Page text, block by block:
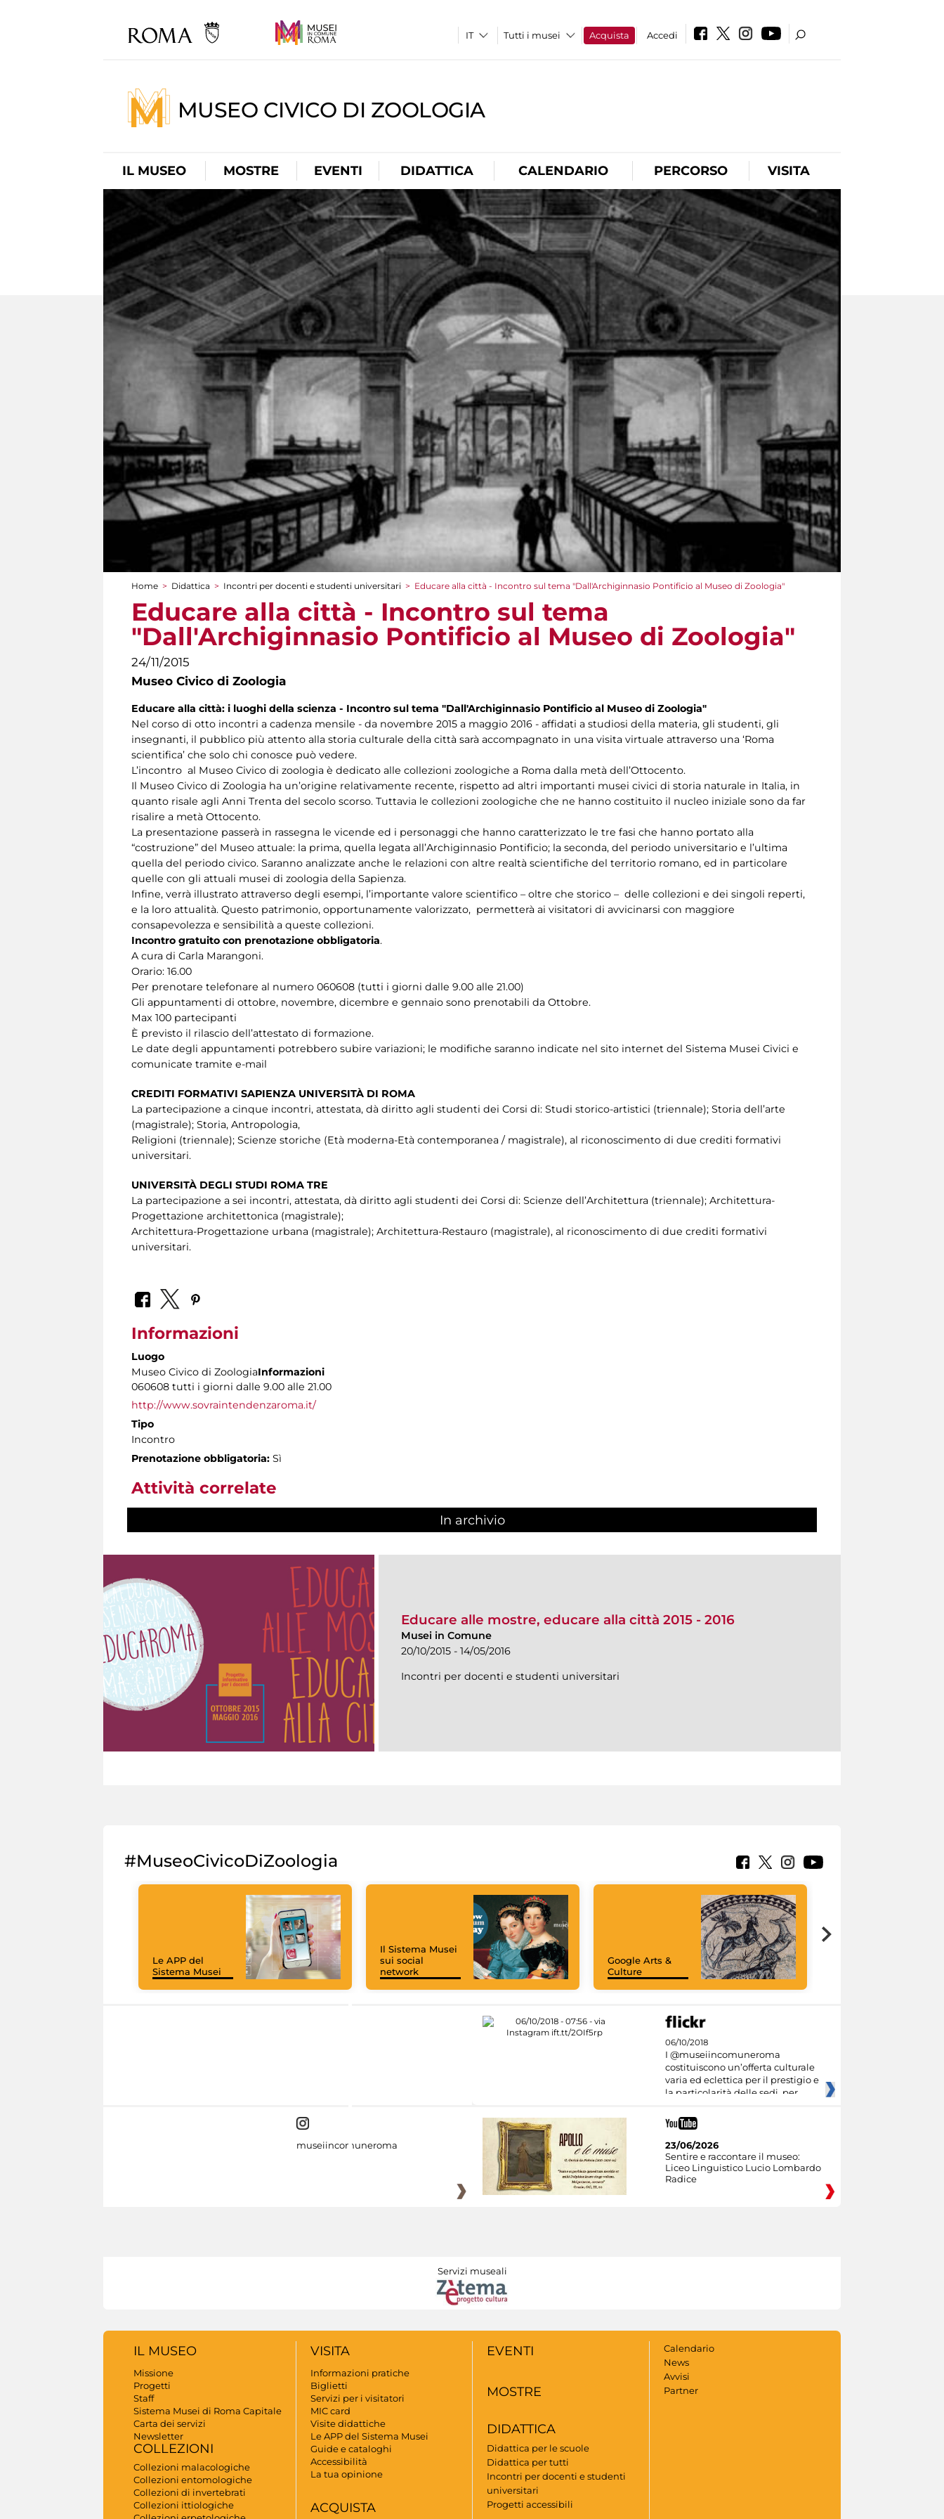
Tutti i musei Acquista Accedi
MUSEO CIVICO DI ZOOLOGIA
IL MUSEO MOSTRE EVENTI DIDATTICA CALENDARIO PERCORSO VISITA
Tu sei qui
Home > Didattica > Incontri per docenti e studenti universitari > Educare alla città - Incontro sul tema "Dall'Archiginnasio Pontificio al Museo di Zoologia"
Educare alla città - Incontro sul tema
"Dall'Archiginnasio Pontificio al Museo di Zoologia"
24/11/2015
Museo Civico di Zoologia
Educare alla città: i luoghi della scienza - Incontro sul tema "Dall'Archiginnasio Pontificio al Museo di Zoologia"
Nel corso di otto incontri a cadenza mensile - da novembre 2015 a maggio 2016 - affidati a studiosi della materia, gli studenti, gli
insegnanti, il pubblico più attento alla storia culturale della città sarà accompagnato in una visita virtuale attraverso una ‘Roma
scientifica’ che solo chi conosce può vedere.
L’incontro al Museo Civico di zoologia è dedicato alle collezioni zoologiche a Roma dalla metà dell’Ottocento.
Il Museo Civico di Zoologia ha un’origine relativamente recente, rispetto ad altri importanti musei civici di storia naturale in Italia, in
quanto risale agli Anni Trenta del secolo scorso. Tuttavia le collezioni zoologiche che ne hanno costituito il nucleo iniziale sono da far
risalire a metà Ottocento.
La presentazione passerà in rassegna le vicende ed i personaggi che hanno caratterizzato le tre fasi che hanno portato alla
“costruzione” del Museo attuale: la prima, quella legata all’Archiginnasio Pontificio; la seconda, del periodo universitario e l’ultima
quella del periodo civico. Saranno analizzate anche le relazioni con altre realtà scientifiche del territorio romano, ed in particolare
quelle con gli attuali musei di zoologia della Sapienza.
Infine, verrà illustrato attraverso degli esempi, l’importante valore scientifico – oltre che storico – delle collezioni e dei singoli reperti,
e la loro attualità. Questo patrimonio, opportunamente valorizzato, permetterà ai visitatori di avvicinarsi con maggiore
consapevolezza e sensibilità a queste collezioni.
Incontro gratuito con prenotazione obbligatoria.
A cura di Carla Marangoni.
Orario: 16.00
Per prenotare telefonare al numero 060608 (tutti i giorni dalle 9.00 alle 21.00)
Gli appuntamenti di ottobre, novembre, dicembre e gennaio sono prenotabili da Ottobre.
Max 100 partecipanti
È previsto il rilascio dell’attestato di formazione.
Le date degli appuntamenti potrebbero subire variazioni; le modifiche saranno indicate nel sito internet del Sistema Musei Civici e
comunicate tramite e-mail
CREDITI FORMATIVI SAPIENZA UNIVERSITÀ DI ROMA
La partecipazione a cinque incontri, attestata, dà diritto agli studenti dei Corsi di: Studi storico-artistici (triennale); Storia dell’arte
(magistrale); Storia, Antropologia,
Religioni (triennale); Scienze storiche (Età moderna-Età contemporanea / magistrale), al riconoscimento di due crediti formativi
universitari.
UNIVERSITÀ DEGLI STUDI ROMA TRE
La partecipazione a sei incontri, attestata, dà diritto agli studenti dei Corsi di: Scienze dell’Architettura (triennale); Architettura-
Progettazione architettonica (magistrale);
Architettura-Progettazione urbana (magistrale); Architettura-Restauro (magistrale), al riconoscimento di due crediti formativi
universitari.
Informazioni
Luogo
Museo Civico di ZoologiaInformazioni
060608 tutti i giorni dalle 9.00 alle 21.00
http://www.sovraintendenzaroma.it/
Tipo
Incontro
Prenotazione obbligatoria: Sì
Attività correlate
In archivio
Educare alle mostre, educare alla città 2015 - 2016
Musei in Comune
20/10/2015 - 14/05/2016
Incontri per docenti e studenti universitari
#MuseoCivicoDiZoologia
Le APP del
Sistema Musei
Il Sistema Musei
sui social
network
Google Arts &
Culture
06/10/2018
I @museiincomuneroma
costituiscono un’offerta culturale
varia ed eclettica per il prestigio e
la particolarità delle sedi, per
museiincomuneroma
23/06/2026
Sentire e raccontare il museo:
Liceo Linguistico Lucio Lombardo
Radice
Servizi museali
IL MUSEO
Missione
Progetti
Staff
Sistema Musei di Roma Capitale
Carta dei servizi
Newsletter
COLLEZIONI
Collezioni malacologiche
Collezioni entomologiche
Collezioni di invertebrati
Collezioni ittiologiche
VISITA
Informazioni pratiche
Biglietti
Servizi per i visitatori
MIC card
Visite didattiche
Le APP del Sistema Musei
Guide e cataloghi
Accessibilità
La tua opinione
ACQUISTA
EVENTI
MOSTRE
DIDATTICA
Didattica per le scuole
Didattica per tutti
Incontri per docenti e studenti
universitari
Progetti accessibili
Calendario
News
Avvisi
Partner